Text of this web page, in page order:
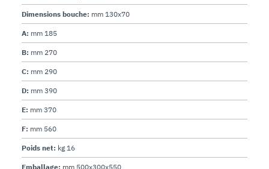
Dimensions bouche: mm 130x70
A: mm 185
B: mm 270
C: mm 290
D: mm 390
E: mm 370
F: mm 560
Poids net: kg 16
Emballage: mm 500x300x550